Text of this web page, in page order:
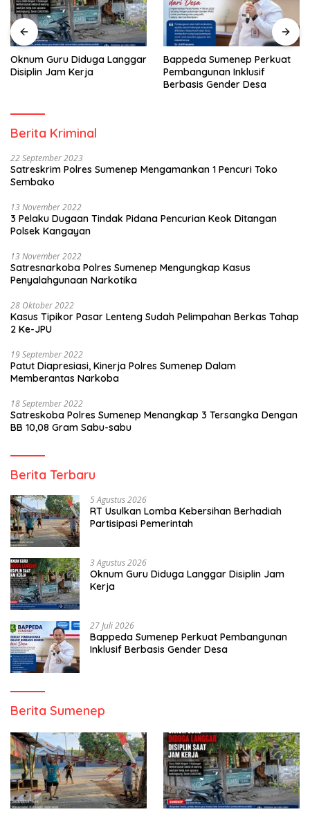
Oknum Guru Diduga Langgar
Disiplin Jam Kerja
Bappeda Sumenep Perkuat
Pembangunan Inklusif
Berbasis Gender Desa
Berita Kriminal
22 September 2023
Satreskrim Polres Sumenep Mengamankan 1 Pencuri Toko
Sembako
13 November 2022
3 Pelaku Dugaan Tindak Pidana Pencurian Keok Ditangan
Polsek Kangayan
13 November 2022
Satresnarkoba Polres Sumenep Mengungkap Kasus
Penyalahgunaan Narkotika
28 Oktober 2022
Kasus Tipikor Pasar Lenteng Sudah Pelimpahan Berkas Tahap
2 Ke-JPU
19 September 2022
Patut Diapresiasi, Kinerja Polres Sumenep Dalam
Memberantas Narkoba
18 September 2022
Satreskoba Polres Sumenep Menangkap 3 Tersangka Dengan
BB 10,08 Gram Sabu-sabu
Berita Terbaru
5 Agustus 2026
RT Usulkan Lomba Kebersihan Berhadiah
Partisipasi Pemerintah
3 Agustus 2026
Oknum Guru Diduga Langgar Disiplin Jam
Kerja
27 Juli 2026
Bappeda Sumenep Perkuat Pembangunan
Inklusif Berbasis Gender Desa
Berita Sumenep